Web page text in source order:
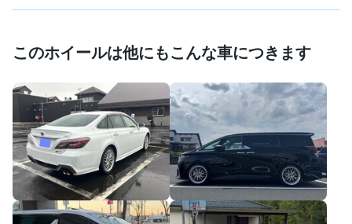
このホイールは他にもこんな車につきます